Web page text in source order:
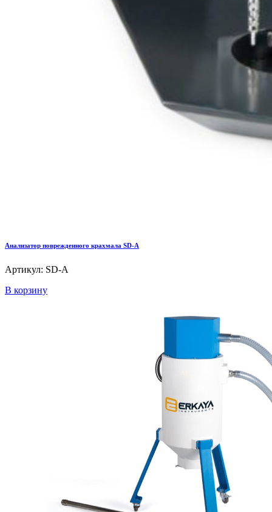
Анализатор поврежденного крахмала SD-A
Артикул: SD-A
В корзину